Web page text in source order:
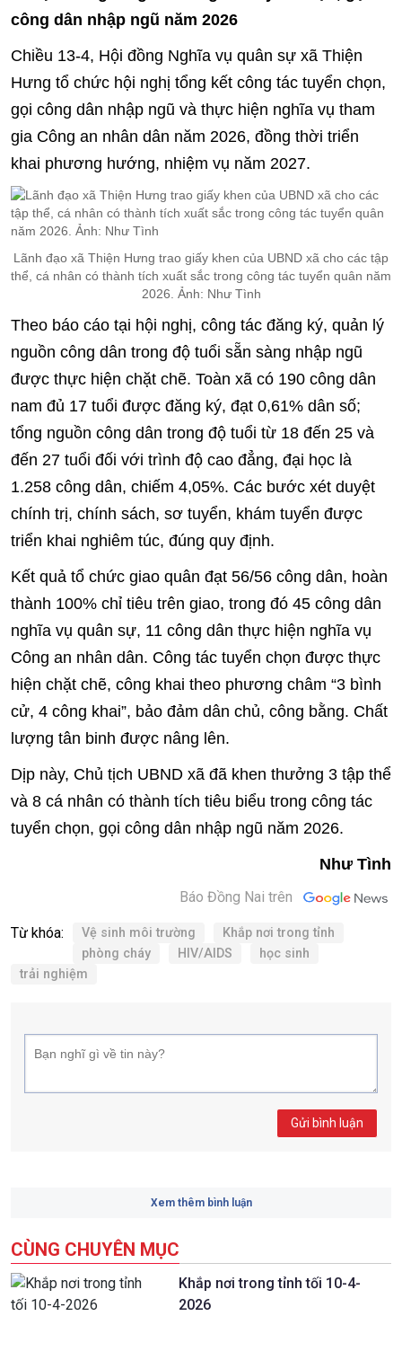
công dân nhập ngũ năm 2026
Chiều 13-4, Hội đồng Nghĩa vụ quân sự xã Thiện
Hưng tổ chức hội nghị tổng kết công tác tuyển chọn,
gọi công dân nhập ngũ và thực hiện nghĩa vụ tham
gia Công an nhân dân năm 2026, đồng thời triển
khai phương hướng, nhiệm vụ năm 2027.
Lãnh đạo xã Thiện Hưng trao giấy khen của UBND xã cho các tập
thể, cá nhân có thành tích xuất sắc trong công tác tuyển quân năm
2026. Ảnh: Như Tình
Theo báo cáo tại hội nghị, công tác đăng ký, quản lý
nguồn công dân trong độ tuổi sẵn sàng nhập ngũ
được thực hiện chặt chẽ. Toàn xã có 190 công dân
nam đủ 17 tuổi được đăng ký, đạt 0,61% dân số;
tổng nguồn công dân trong độ tuổi từ 18 đến 25 và
đến 27 tuổi đối với trình độ cao đẳng, đại học là
1.258 công dân, chiếm 4,05%. Các bước xét duyệt
chính trị, chính sách, sơ tuyển, khám tuyển được
triển khai nghiêm túc, đúng quy định.
Kết quả tổ chức giao quân đạt 56/56 công dân, hoàn
thành 100% chỉ tiêu trên giao, trong đó 45 công dân
nghĩa vụ quân sự, 11 công dân thực hiện nghĩa vụ
Công an nhân dân. Công tác tuyển chọn được thực
hiện chặt chẽ, công khai theo phương châm “3 bình
cử, 4 công khai”, bảo đảm dân chủ, công bằng. Chất
lượng tân binh được nâng lên.
Dịp này, Chủ tịch UBND xã đã khen thưởng 3 tập thể
và 8 cá nhân có thành tích tiêu biểu trong công tác
tuyển chọn, gọi công dân nhập ngũ năm 2026.
Như Tình
Báo Đồng Nai trên
Từ khóa: Vệ sinh môi trường
Khắp nơi trong tỉnh
phòng cháy
HIV/AIDS
học sinh
trải nghiệm
Gửi bình luận
Xem thêm bình luận
CÙNG CHUYÊN MỤC
Khắp nơi trong tỉnh tối 10-4-
2026